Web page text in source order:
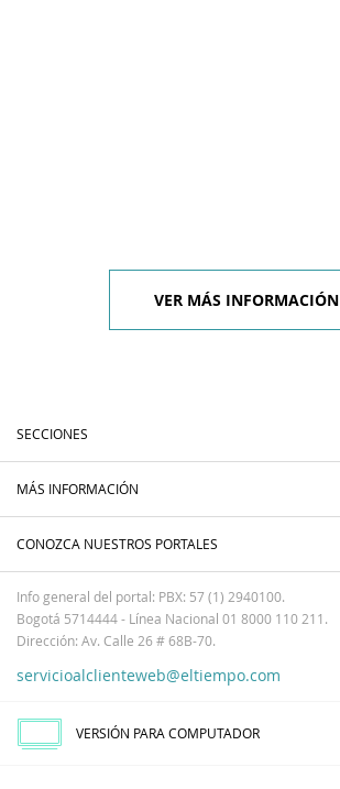
VER MÁS INFORMACIÓN
SECCIONES
MÁS INFORMACIÓN
CONOZCA NUESTROS PORTALES
Info general del portal: PBX: 57 (1) 2940100.
Bogotá 5714444 - Línea Nacional 01 8000 110 211.
Dirección: Av. Calle 26 # 68B-70.
servicioalclienteweb@eltiempo.com
VERSIÓN PARA COMPUTADOR